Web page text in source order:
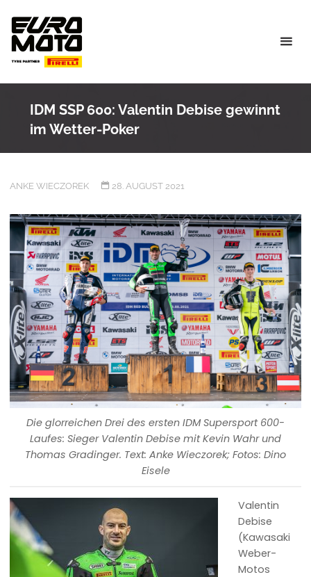
content
IDM SSP 600: Valentin Debise gewinnt
im Wetter-Poker
ANKE WIECZOREK 28. AUGUST 2021
Die glorreichen Drei des ersten IDM Supersport 600-
Laufes: Sieger Valentin Debise mit Kevin Wahr und
Thomas Gradinger. Text: Anke Wieczorek; Fotos: Dino
Eisele
Valentin
Debise
(Kawasaki
Weber-
Motos